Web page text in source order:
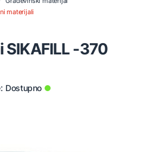
materijali
-370
Dostupno